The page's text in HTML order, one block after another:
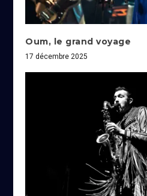
Oum, le grand voyage
17 décembre 2025